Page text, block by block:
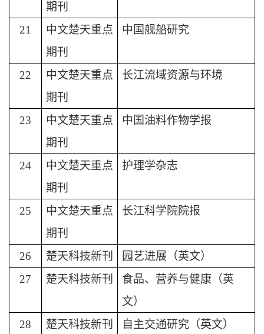
期刊
21
中文楚天重点
期刊
中国舰船研究
22
中文楚天重点
期刊
长江流域资源与环境
23
中文楚天重点
期刊
中国油料作物学报
24
中文楚天重点
期刊
护理学杂志
25
中文楚天重点
期刊
长江科学院院报
26 楚天科技新刊
园艺进展（英文）
27
楚天科技新刊
食品、营养与健康（英
文）
28
楚天科技新刊
自主交通研究（英文）